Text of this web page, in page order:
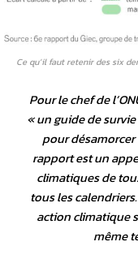
Ce qu’il faut retenir des six
Pour le chef de
«un guide de
pour
rapport est un
climatiques de
tous les
action climatique
même